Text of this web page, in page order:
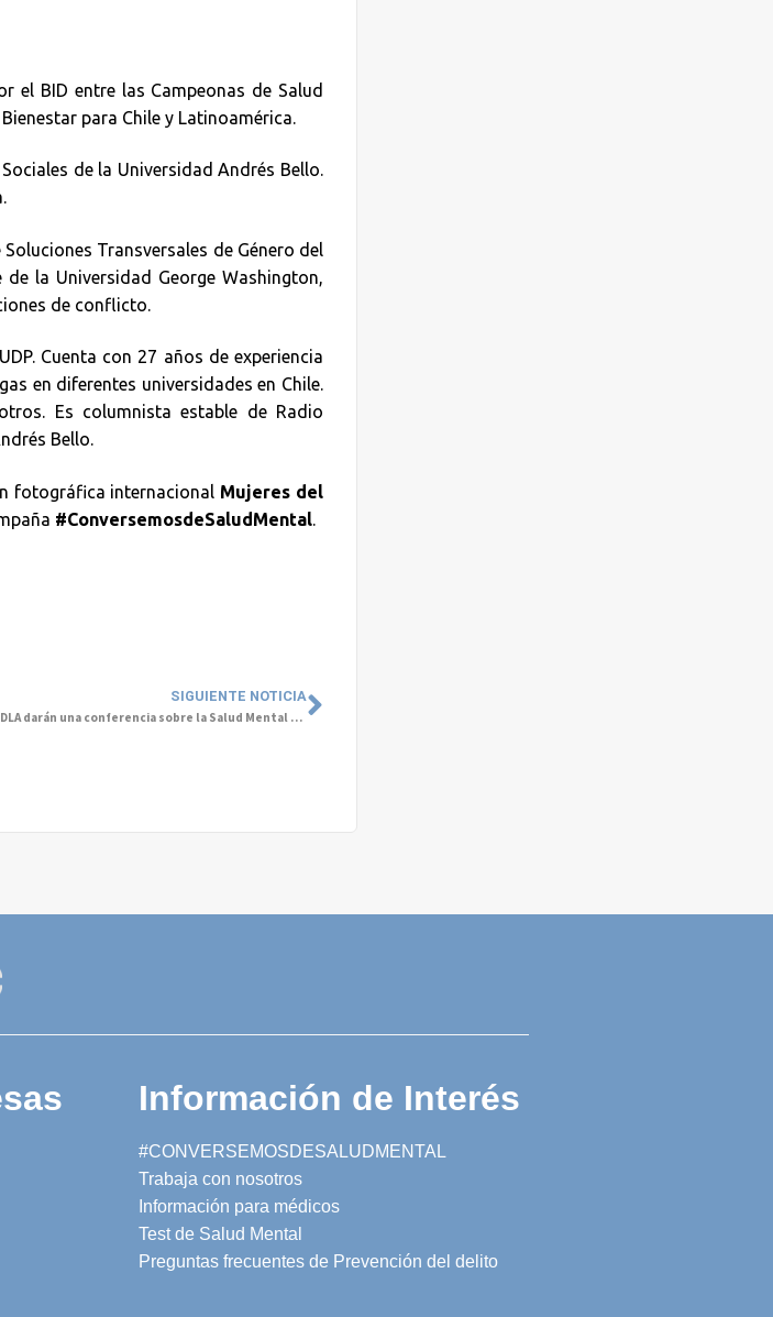
el BID entre las Campeonas de Salud
para Chile y Latinoamérica.
de la Universidad Andrés Bello.
Transversales de Género del
la Universidad George Washington,
de conflicto.
Cuenta con 27 años de experiencia
en diferentes universidades en Chile.
Es columnista estable de Radio
Bello.
fotográfica internacional Mujeres del
#ConversemosdeSaludMental.
SIGUIENTE NOTICIA
Expertas de Grupo Cetep y UDLA darán una conferencia sobre la Salud Mental y la perspectiva de género por el 8M
Información de Interés
#CONVERSEMOSDESALUDMENTAL
Trabaja con nosotros
Información para médicos
Test de Salud Mental
Preguntas frecuentes de Prevención del delito